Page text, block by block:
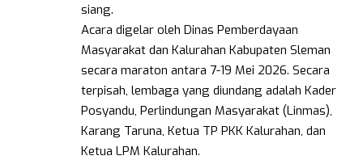
siang.
Acara digelar oleh Dinas Pemberdayaan
Masyarakat dan Kalurahan Kabupaten Sleman
secara maraton antara 7-19 Mei 2026. Secara
terpisah, lembaga yang diundang adalah Kader
Posyandu, Perlindungan Masyarakat (Linmas),
Karang Taruna, Ketua TP PKK Kalurahan, dan
Ketua LPM Kalurahan.